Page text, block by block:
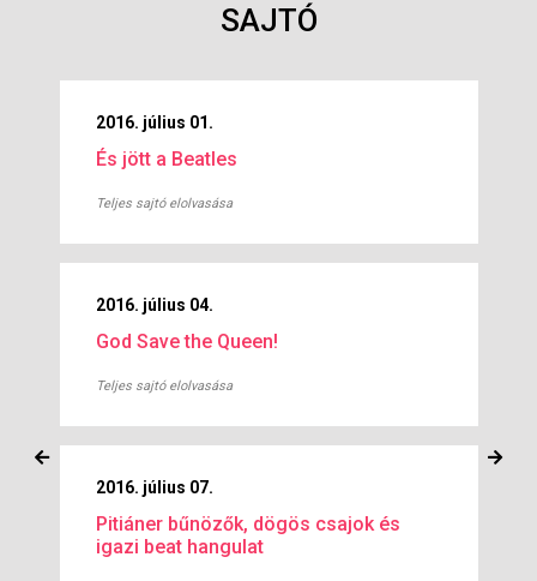
SAJTÓ
2016. július 01.
És jött a Beatles
Teljes sajtó elolvasása
2016. július 04.
God Save the Queen!
Teljes sajtó elolvasása
2016. július 07.
Pitiáner bűnözők, dögös csajok és
igazi beat hangulat